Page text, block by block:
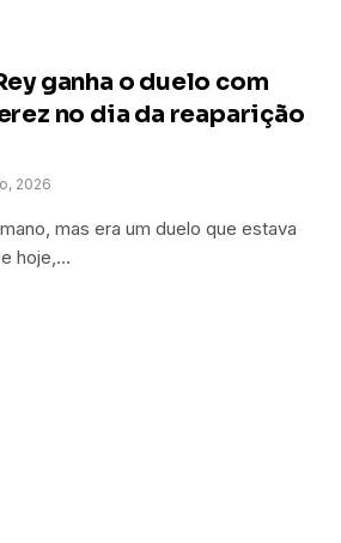
ganha o duelo com
no dia da reaparição
2026
mas era um duelo que estava
hoje,…